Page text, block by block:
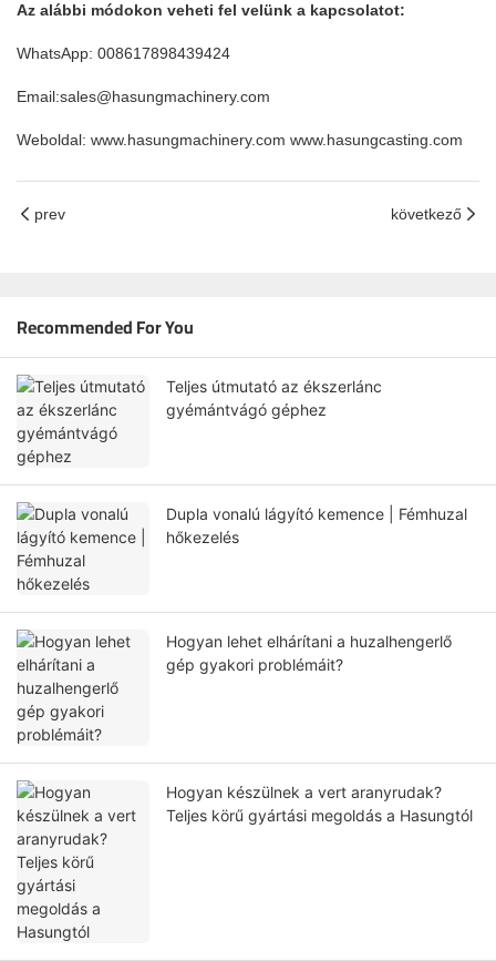
Az alábbi módokon veheti fel velünk a kapcsolatot:
WhatsApp: 008617898439424
Email:sales@hasungmachinery.com
Weboldal: www.hasungmachinery.com www.hasungcasting.com
prev következő
Recommended For You
Teljes útmutató az ékszerlánc
gyémántvágó géphez
Dupla vonalú lágyító kemence | Fémhuzal
hőkezelés
Hogyan lehet elhárítani a huzalhengerlő
gép gyakori problémáit?
Hogyan készülnek a vert aranyrudak?
Teljes körű gyártási megoldás a Hasungtól